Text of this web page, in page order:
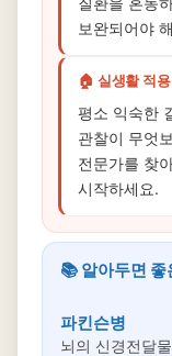
보완되어야
🏠 실생활 적
평소 익숙한
관찰이 무엇
전문가를 찾
시작하세요.
📚 알아두면 좋
파킨슨병
뇌의 신경전달